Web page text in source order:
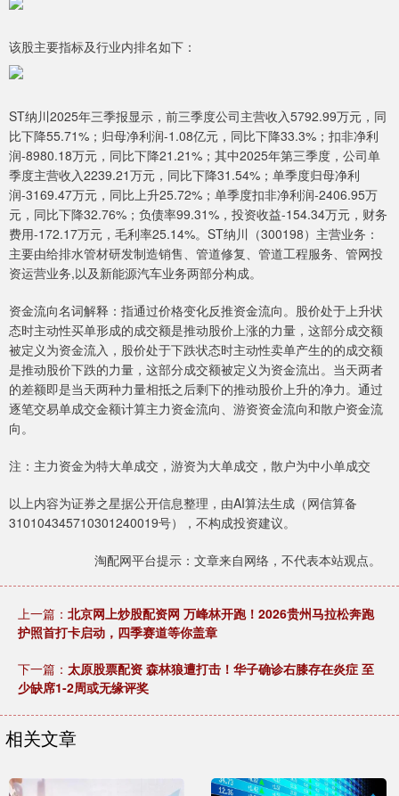
该股主要指标及行业内排名如下：
ST纳川2025年三季报显示，前三季度公司主营收入5792.99万元，同
比下降55.71%；归母净利润-1.08亿元，同比下降33.3%；扣非净利
润-8980.18万元，同比下降21.21%；其中2025年第三季度，公司单
季度主营收入2239.21万元，同比下降31.54%；单季度归母净利
润-3169.47万元，同比上升25.72%；单季度扣非净利润-2406.95万
元，同比下降32.76%；负债率99.31%，投资收益-154.34万元，财务
费用-172.17万元，毛利率25.14%。ST纳川（300198）主营业务：
主要由给排水管材研发制造销售、管道修复、管道工程服务、管网投
资运营业务,以及新能源汽车业务两部分构成。
资金流向名词解释：指通过价格变化反推资金流向。股价处于上升状
态时主动性买单形成的成交额是推动股价上涨的力量，这部分成交额
被定义为资金流入，股价处于下跌状态时主动性卖单产生的的成交额
是推动股价下跌的力量，这部分成交额被定义为资金流出。当天两者
的差额即是当天两种力量相抵之后剩下的推动股价上升的净力。通过
逐笔交易单成交金额计算主力资金流向、游资资金流向和散户资金流
向。
注：主力资金为特大单成交，游资为大单成交，散户为中小单成交
以上内容为证券之星据公开信息整理，由AI算法生成（网信算备
310104345710301240019号），不构成投资建议。
淘配网平台提示：文章来自网络，不代表本站观点。
上一篇： 北京网上炒股配资网 万峰林开跑！2026贵州马拉松奔跑
护照首打卡启动，四季赛道等你盖章
下一篇： 太原股票配资 森林狼遭打击！华子确诊右膝存在炎症 至
少缺席1-2周或无缘评奖
相关文章